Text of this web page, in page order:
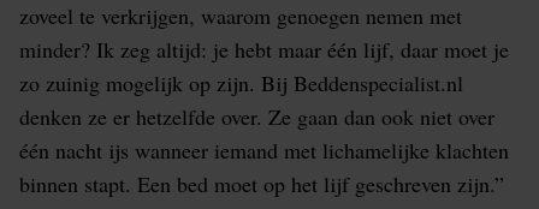
zoveel te verkrijgen, waarom genoegen nemen met
minder? Ik zeg altijd: je hebt maar één lijf, daar moet je
zo zuinig mogelijk op zijn. Bij Beddenspecialist.nl
denken ze er hetzelfde over. Ze gaan dan ook niet over
één nacht ijs wanneer iemand met lichamelijke klachten
binnen stapt. Een bed moet op het lijf geschreven zijn.”